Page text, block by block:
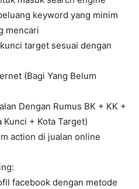
keyword yang minim
mencari
target sesuai dengan
(Bagi Yang Belum
Dengan Rumus BK + KK +
+ Kota Target)
action di jualan online
facebook dengan metode